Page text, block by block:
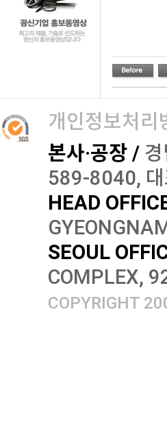
개인정보처리
본사·공장 /
589-8040,
HEAD
SEOUL
COMPLEX,
COPYRIGHT